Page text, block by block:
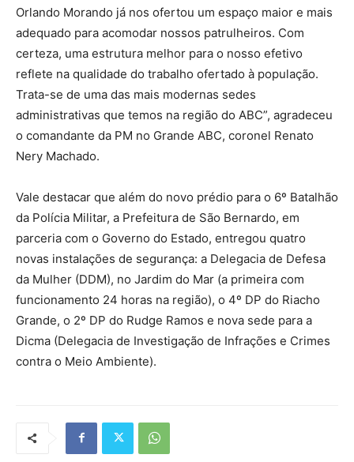
Orlando Morando já nos ofertou um espaço maior e mais
adequado para acomodar nossos patrulheiros. Com
certeza, uma estrutura melhor para o nosso efetivo
reflete na qualidade do trabalho ofertado à população.
Trata-se de uma das mais modernas sedes
administrativas que temos na região do ABC”, agradeceu
o comandante da PM no Grande ABC, coronel Renato
Nery Machado.
Vale destacar que além do novo prédio para o 6º Batalhão
da Polícia Militar, a Prefeitura de São Bernardo, em
parceria com o Governo do Estado, entregou quatro
novas instalações de segurança: a Delegacia de Defesa
da Mulher (DDM), no Jardim do Mar (a primeira com
funcionamento 24 horas na região), o 4º DP do Riacho
Grande, o 2º DP do Rudge Ramos e nova sede para a
Dicma (Delegacia de Investigação de Infrações e Crimes
contra o Meio Ambiente).